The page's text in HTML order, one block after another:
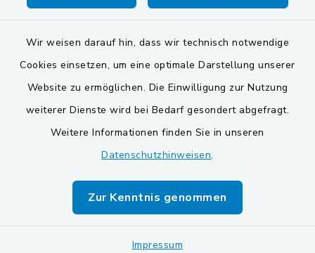
Wir weisen darauf hin, dass wir technisch notwendige
Cookies einsetzen, um eine optimale Darstellung unserer
Website zu ermöglichen. Die Einwilligung zur Nutzung
weiterer Dienste wird bei Bedarf gesondert abgefragt.
Weitere Informationen finden Sie in unseren
Datenschutzhinweisen.
Zur Kenntnis genommen
Impressum
Barrierefreiheit
Impressum
Sitemap